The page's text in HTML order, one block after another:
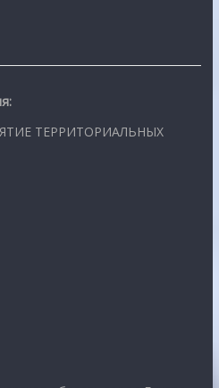
ТЕРРИТОРИАЛЬНЫХ